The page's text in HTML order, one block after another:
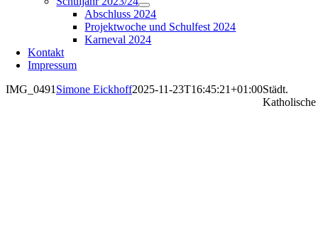
Abschluss 2024
Projektwoche und Schulfest 2024
Karneval 2024
Kontakt
Impressum
IMG_0491 Simone Eickhoff2025-11-23T16:45:21+01:00Städt.
Katholische